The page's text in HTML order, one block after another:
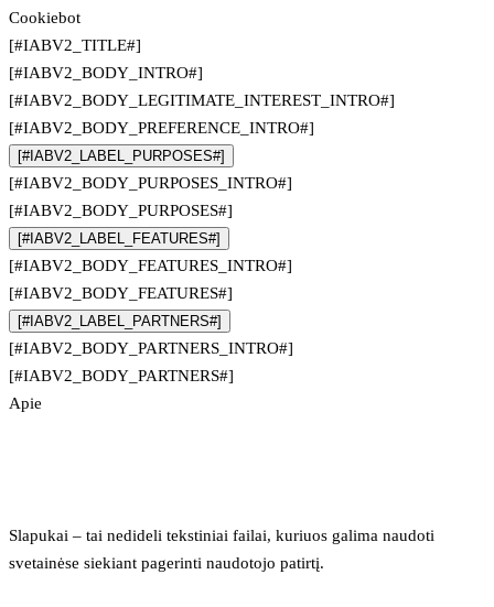
Cookiebot
[#IABV2_TITLE#]
[#IABV2_BODY_INTRO#]
[#IABV2_BODY_LEGITIMATE_INTEREST_INTRO#]
[#IABV2_BODY_PREFERENCE_INTRO#]
[#IABV2_LABEL_PURPOSES#]
[#IABV2_BODY_PURPOSES_INTRO#]
[#IABV2_BODY_PURPOSES#]
[#IABV2_LABEL_FEATURES#]
[#IABV2_BODY_FEATURES_INTRO#]
[#IABV2_BODY_FEATURES#]
[#IABV2_LABEL_PARTNERS#]
[#IABV2_BODY_PARTNERS_INTRO#]
[#IABV2_BODY_PARTNERS#]
Apie
Slapukai – tai nedideli tekstiniai failai, kuriuos galima naudoti
svetainėse siekiant pagerinti naudotojo patirtį.